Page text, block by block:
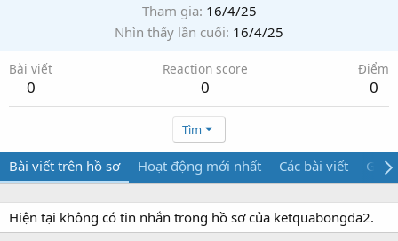
Tham gia 16/4/25
Nhìn thấy lần cuối 16/4/25
Bài viết
0
Reaction score
0
Điểm
0
Tìm
Bài viết trên hồ sơ Hoạt động mới nhất Các bài viết Giới
Hiện tại không có tin nhắn trong hồ sơ của ketquabongda2.